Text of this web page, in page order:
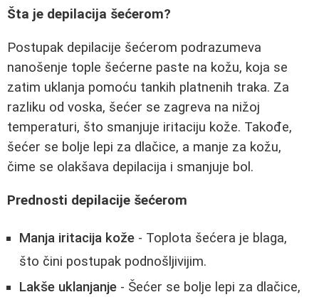
Šta je depilacija šećerom?
Postupak depilacije šećerom podrazumeva
nanošenje tople šećerne paste na kožu, koja se
zatim uklanja pomoću tankih platnenih traka. Za
razliku od voska, šećer se zagreva na nižoj
temperaturi, što smanjuje iritaciju kože. Takođe,
šećer se bolje lepi za dlačice, a manje za kožu,
čime se olakšava depilacija i smanjuje bol.
Prednosti depilacije šećerom
Manja iritacija kože - Toplota šećera je blaga,
što čini postupak podnošljivijim.
Lakše uklanjanje - Šećer se bolje lepi za dlačice,